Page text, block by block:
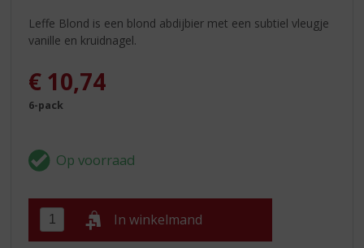
Leffe Blond is een blond abdijbier met een subtiel vleugje
vanille en kruidnagel.
€ 10,74
6-pack
In winkelmand